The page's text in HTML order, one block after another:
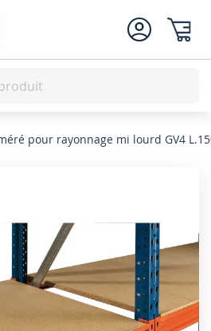
pour rayonnage mi lourd GV4